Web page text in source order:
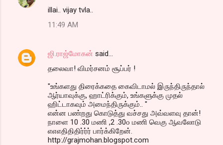
illai.. vijay tvla..
11:49 AM
ஜி.ராஜ்மோகன் said…
தலைவா! விமர்சனம் சூப்பர் !
"உங்களது திரைக்கதை கைவிடாமல் இருந்திருந்தால்
ஆர்யாவுக்கு, ஹாட்ரிக்கும், உங்களுக்கு முதல்
ஹிட்டாகவும் அமைந்திருக்கும்.. "
என்ன பண்றது கொடுத்து வச்சது அவ்வளவு தான்!
நாளை 10 .30 மணி ,2 .30௦ மணி வெகு ஆவலோடு
எஎஎதிதிதிர்ர்ர் பார்க்கிறேன்.
http://grajmohan.blogspot.com